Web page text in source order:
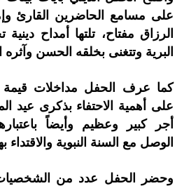
على مسامع الحاضرين القارئ
الرزاق مفتاح، تلتها أمداح
البرية وتتغنى بخلقه الحسن
كما عرف الحفل مداخلات قيمة
على أهمية الاحتفاء بذكرى عيد
أجر كبير وعظيم وأيضاً
الوصل مع السنة النبوية والاقتداء
وحضر الحفل عدد من الشخصيات